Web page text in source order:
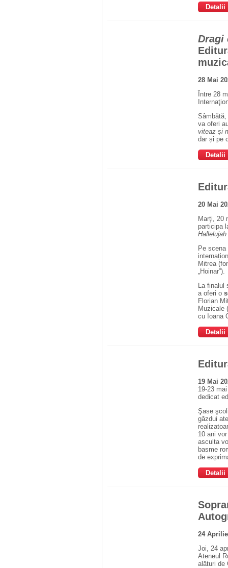
Detalii
28 Mai
Între 28
va oferi
viteaz și
dar și pe
Detalii
20 Mai
Marți, 20
participa
Pe
Mitrea
„Hoinar”).
La finalul
a oferi o
Florian
Muzicale
cu Ioana
Detalii
19 Mai
19-23
dedicat
Şase
găzdui
10 ani
asculta
basme
de
Detalii
24
Joi, 24
Ateneul
alături de